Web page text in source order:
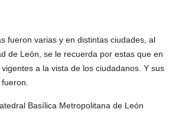
fueron varias y en distintas ciudades, al
de León, se le recuerda por estas que en
a la vista de los ciudadanos. Y sus
Basílica Metropolitana de León